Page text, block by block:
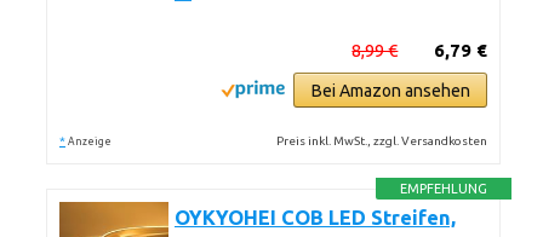
6,79 €
8,99 €
Bei Amazon ansehen
* Anzeige Preis inkl. MwSt., zzgl. Versandkosten
EMPFEHLUNG
OYKYOHEI COB LED Streifen,